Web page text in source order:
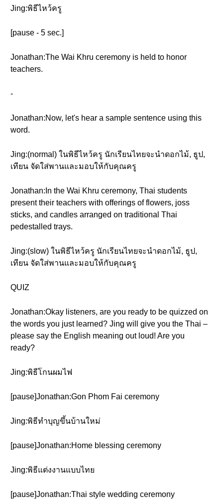
Jing:พิธีไหว้ครู
[pause - 5 sec.]
Jonathan:The Wai Khru ceremony is held to honor
teachers.
-
Jonathan:Now, let's hear a sample sentence using this
word.
Jing:(normal) ในพิธีไหว้ครู นักเรียนไทยจะนำดอกไม้, ธูป,
เทียน จัดใส่พานและมอบให้กับคุณครู
Jonathan:In the Wai Khru ceremony, Thai students
present their teachers with offerings of flowers, joss
sticks, and candles arranged on traditional Thai
pedestalled trays.
Jing:(slow) ในพิธีไหว้ครู นักเรียนไทยจะนำดอกไม้, ธูป,
เทียน จัดใส่พานและมอบให้กับคุณครู
QUIZ
Jonathan:Okay listeners, are you ready to be quizzed on
the words you just learned? Jing will give you the Thai –
please say the English meaning out loud! Are you
ready?
Jing:พิธีโกนผมไฟ
[pause]Jonathan:Gon Phom Fai ceremony
Jing:พิธีทำบุญขึ้นบ้านใหม่
[pause]Jonathan:Home blessing ceremony
Jing:พิธีแต่งงานแบบไทย
[pause]Jonathan:Thai style wedding ceremony